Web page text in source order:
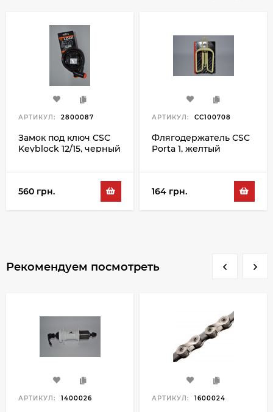
АРТИКУЛ: 2800087
Замок под ключ CSC
Keyblock 12/15, черный
560 грн.
АРТИКУЛ: CC100708
Флягодержатель CSC
Porta 1, желтый
164 грн.
Рекомендуем посмотреть
АРТИКУЛ: 1400026 АРТИКУЛ: 1600024